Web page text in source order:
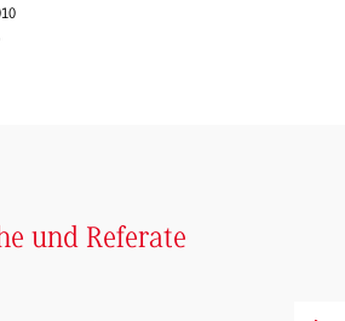
und Referate